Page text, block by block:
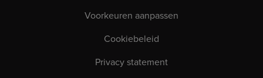
Voorkeuren aanpassen
Cookiebeleid
Privacy statement